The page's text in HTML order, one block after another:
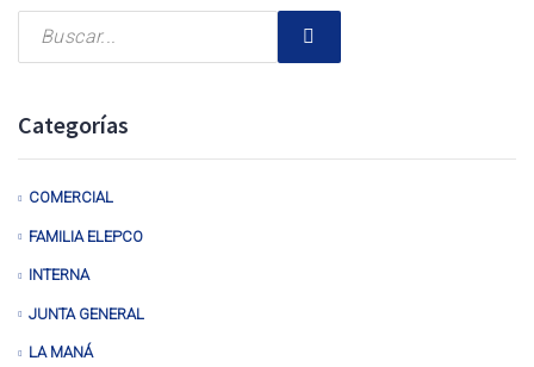
Categorías
COMERCIAL
FAMILIA ELEPCO
INTERNA
JUNTA GENERAL
LA MANÁ